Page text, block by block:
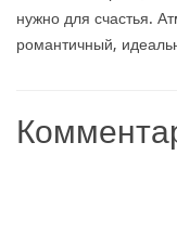
нужно для счастья.
романтичный,